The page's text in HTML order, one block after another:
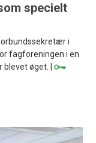
specielt
i
fagforeningen i en
blevet øget. |